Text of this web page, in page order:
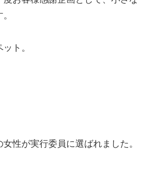
ト。
性が実行委員に選ばれました。